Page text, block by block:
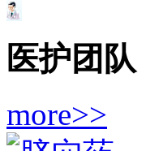
医护团队
more>>